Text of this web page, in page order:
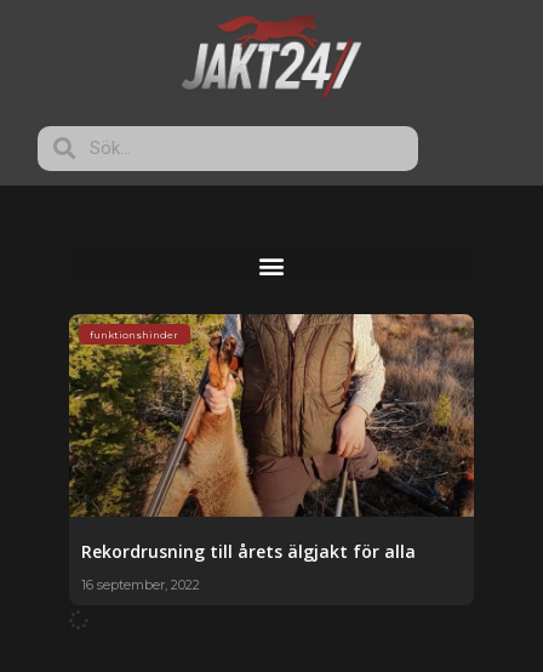
funktionshinder
Rekordrusning till årets älgjakt för alla
16 september, 2022